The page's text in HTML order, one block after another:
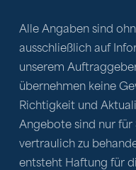
Alle Angaben sind
ausschließlich auf
unserem
übernehmen keine
Richtigkeit und
Angebote sind nur
vertraulich zu
entsteht Haftung für